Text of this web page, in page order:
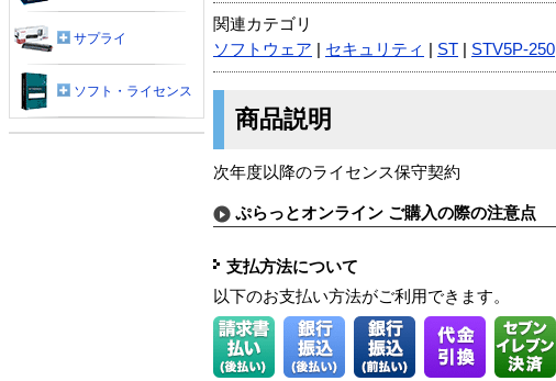
関連カテゴリ
ソフトウェア
セキュリティ ST STV5P-250
商品説明
次年度以降のライセンス保守契約
ぷらっとオンライン ご購入の際の注意点
支払方法について
以下のお支払い方法がご利用できます。
サプライ
ソフト・ライセンス